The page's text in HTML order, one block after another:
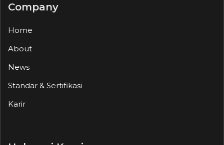
Company
Home
About
News
Standar & Sertifikasi
Karir